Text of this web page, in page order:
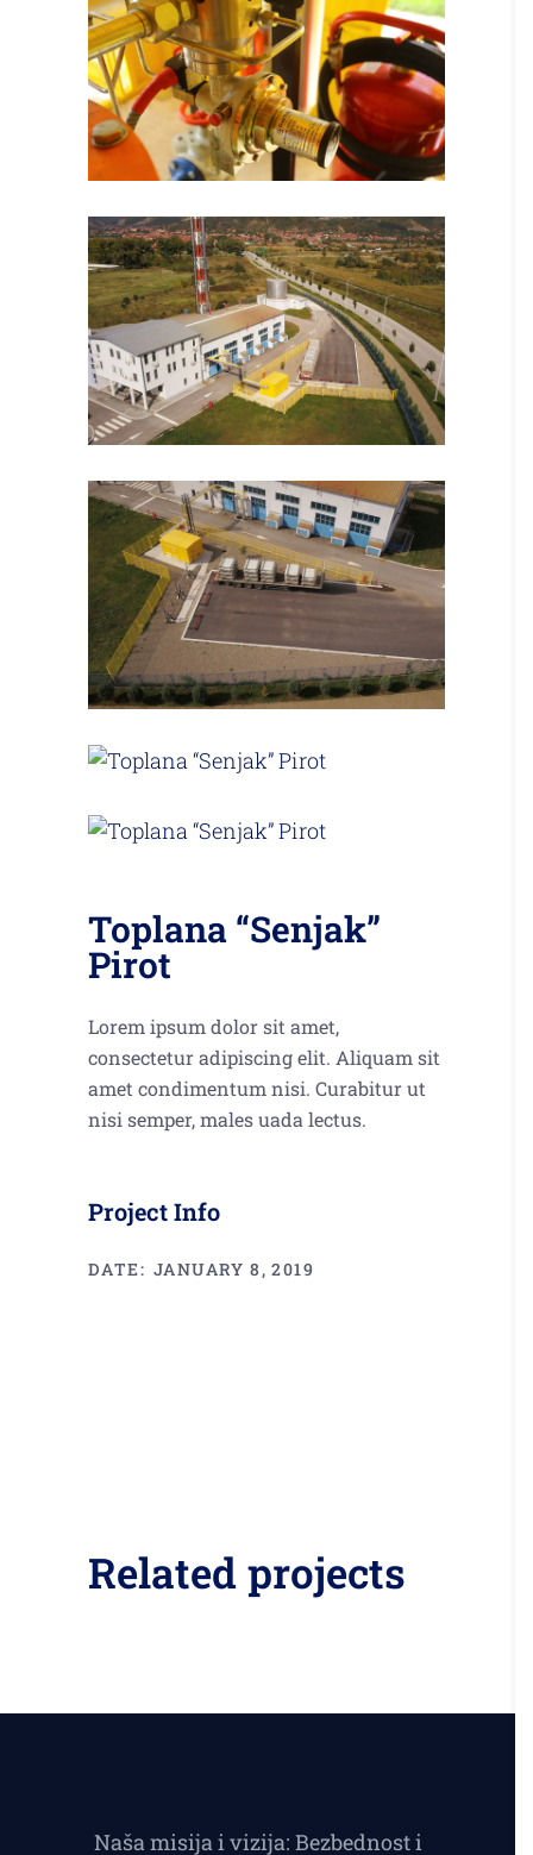
Toplana “Senjak”
Pirot
Lorem ipsum dolor sit amet,
consectetur adipiscing elit. Aliquam sit
amet condimentum nisi. Curabitur ut
nisi semper, males uada lectus.
Project Info
DATE: JANUARY 8, 2019
Related projects
Naša misija i vizija: Bezbednost i